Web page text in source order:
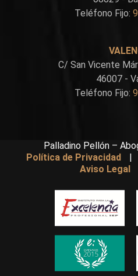
Teléfono Fijo:
C/ San Vicente
46007 -
Teléfono Fijo:
Palladino Pellón –
Política de Privacidad
|
Aviso Legal